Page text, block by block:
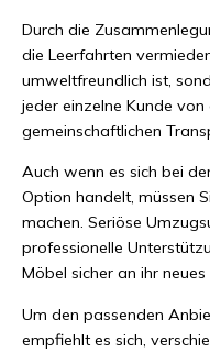
Durch die
die Leerfahrten
umweltfreundlich ist,
jeder einzelne Kunde
gemeinschaftlichen
Auch wenn es sich bei
Option handelt, müssen
machen. Seriöse
professionelle
Möbel sicher an ihr
Um den passenden
empfiehlt es sich,